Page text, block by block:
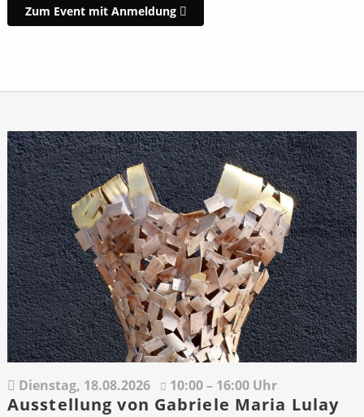
Zum Event mit Anmeldung
Dienstag, 18.08.2026 10:00 – 16:00 Uhr
Ausstellung von Gabriele Maria Lulay